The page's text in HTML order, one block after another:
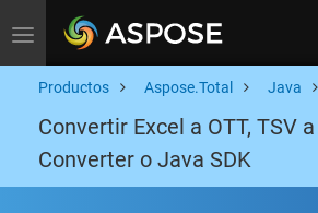
Toggle navigation
Productos Aspose.Total Java
Convertir Excel a OTT, TSV a
Converter o Java SDK